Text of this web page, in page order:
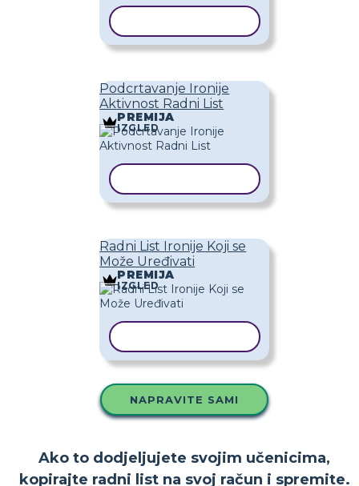
Podcrtavanje Ironije
Aktivnost Radni List
PREMIJA
IZGLED
Radni List Ironije Koji se
Može Uređivati
PREMIJA
IZGLED
NAPRAVITE SAMI
Ako to dodjeljujete svojim učenicima,
kopirajte radni list na svoj račun i spremite.